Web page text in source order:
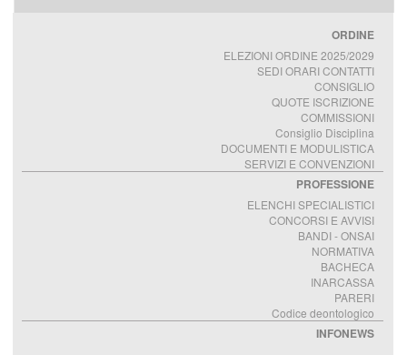
ORDINE
ELEZIONI ORDINE 2025/2029
SEDI ORARI CONTATTI
CONSIGLIO
QUOTE ISCRIZIONE
COMMISSIONI
Consiglio Disciplina
DOCUMENTI E MODULISTICA
SERVIZI E CONVENZIONI
PROFESSIONE
ELENCHI SPECIALISTICI
CONCORSI E AVVISI
BANDI - ONSAI
NORMATIVA
BACHECA
INARCASSA
PARERI
Codice deontologico
INFONEWS